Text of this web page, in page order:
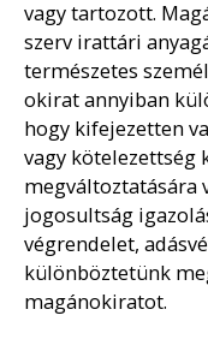
vagy tartozott.
szerv irattári
természetes
okirat annyiban
hogy kifejezetten
vagy kötelezettség
megváltoztatására
jogosultság
végrendelet,
különböztetünk
magánokiratot.